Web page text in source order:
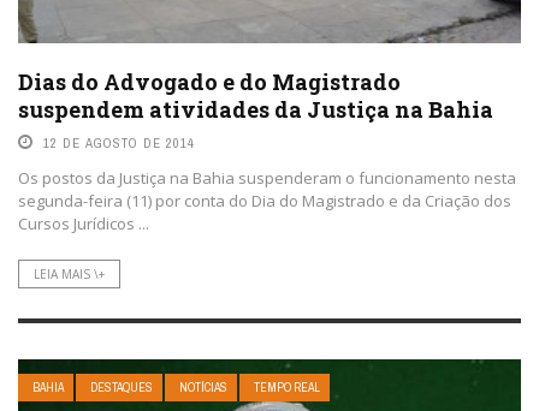
Dias do Advogado e do Magistrado
suspendem atividades da Justiça na Bahia
12 DE AGOSTO DE 2014
Os postos da Justiça na Bahia suspenderam o funcionamento nesta
segunda-feira (11) por conta do Dia do Magistrado e da Criação dos
Cursos Jurídicos ...
LEIA MAIS \+
BAHIA DESTAQUES NOTÍCIAS TEMPO REAL